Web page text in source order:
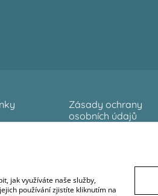
Zásady ochrany
osobních údajů
jak využíváte naše služby,
používání zjistíte kliknutím na